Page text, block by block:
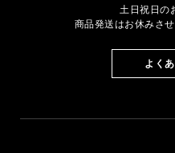
土日祝日の
商品発送はお休みさ
よく